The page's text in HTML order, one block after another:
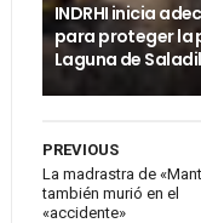
INDRHI inicia
para proteger la
Laguna de
PREVIOUS
La madrastra de
también murió en el
«accidente»